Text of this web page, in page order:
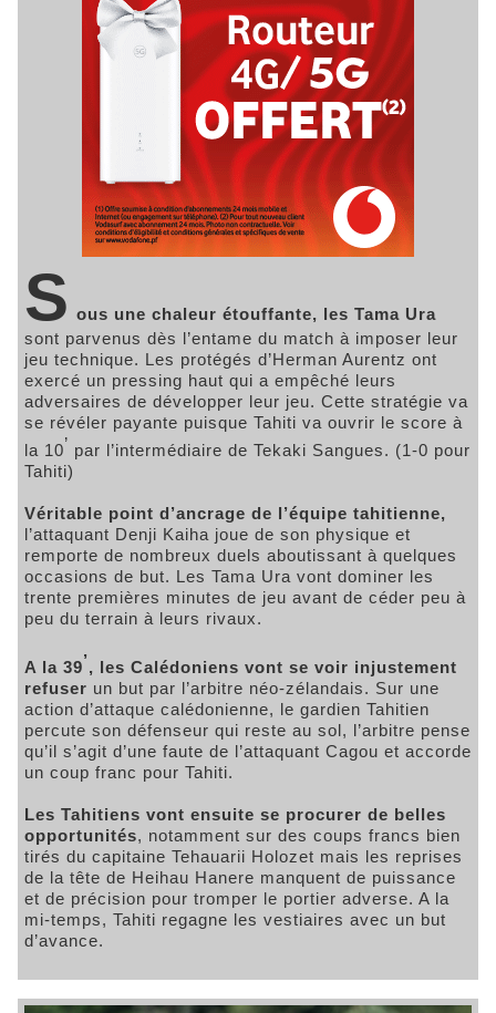
S ous une chaleur étouffante, les Tama Ura
sont parvenus dès l’entame du match à imposer leur
jeu technique. Les protégés d’Herman Aurentz ont
exercé un pressing haut qui a empêché leurs
adversaires de développer leur jeu. Cette stratégie va
se révéler payante puisque Tahiti va ouvrir le score à
la 10’ par l’intermédiaire de Tekaki Sangues. (1-0 pour
Tahiti)
Véritable point d’ancrage de l’équipe tahitienne,
l’attaquant Denji Kaiha joue de son physique et
remporte de nombreux duels aboutissant à quelques
occasions de but. Les Tama Ura vont dominer les
trente premières minutes de jeu avant de céder peu à
peu du terrain à leurs rivaux.
A la 39’, les Calédoniens vont se voir injustement
refuser un but par l’arbitre néo-zélandais. Sur une
action d’attaque calédonienne, le gardien Tahitien
percute son défenseur qui reste au sol, l’arbitre pense
qu’il s’agit d’une faute de l’attaquant Cagou et accorde
un coup franc pour Tahiti.
Les Tahitiens vont ensuite se procurer de belles
opportunités, notamment sur des coups francs bien
tirés du capitaine Tehauarii Holozet mais les reprises
de la tête de Heihau Hanere manquent de puissance
et de précision pour tromper le portier adverse. A la
mi-temps, Tahiti regagne les vestiaires avec un but
d’avance.